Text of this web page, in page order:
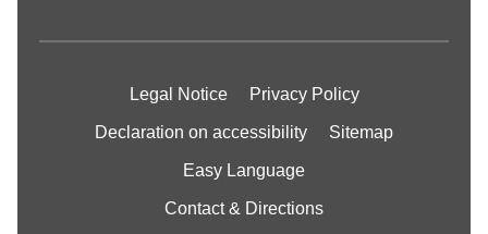
Legal Notice Privacy Policy
Declaration on accessibility Sitemap
Easy Language
Contact & Directions